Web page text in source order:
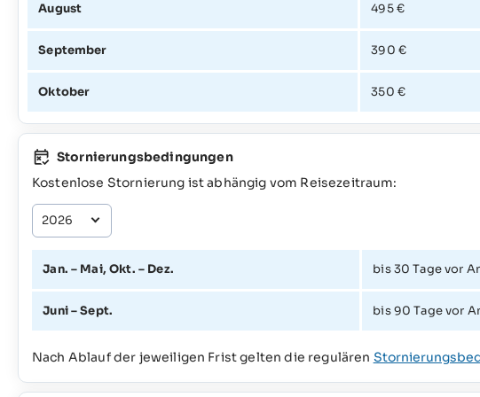
August 495 €
September 390 €
Oktober 350 €
Stornierungsbedingungen
Kostenlose Stornierung ist abhängig vom Reisezeitraum:
Jan. – Mai, Okt. – Dez. bis 30 Tage vor
Juni – Sept. bis 90 Tage vor
Nach Ablauf der jeweiligen Frist gelten die regulären